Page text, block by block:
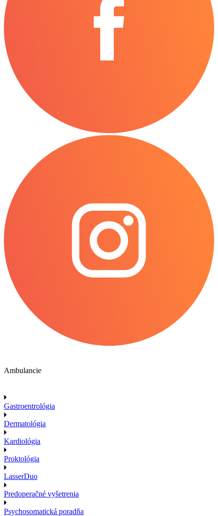
Ambulancie
Gastroentrológia
Dermatológia
Kardiológia
Proktológia
LasserDuo
Predoperačné vyšetrenia
Psychosomatická poradňa